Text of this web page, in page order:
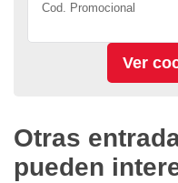
Cod. Promocional
Otras
pueden